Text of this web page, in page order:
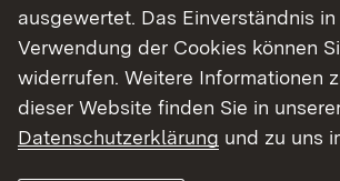
Mehr erfahren
Betriebshof Möckmühl
ausgewertet. Das Einverständnis in
Verwendung der Cookies können
widerrufen. Weitere Informationen
dieser Website finden Sie in
Datenschutzerklärung und zu uns